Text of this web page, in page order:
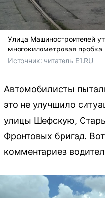
Улица Машиностроителей
многокилометровая пробка
Источник: читатель E1.RU
Автомобилисты
это не улучшило
улицы Шефскую,
Фронтовых бригад.
комментариев